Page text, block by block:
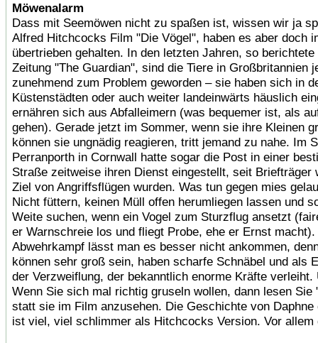
Möwenalarm
Dass mit Seemöwen nicht zu spaßen ist, wissen wir ja
Alfred Hitchcocks Film "Die Vögel", haben es aber doch
übertrieben gehalten. In den letzten Jahren, so
Zeitung "The Guardian", sind die Tiere in Großbritannien
zunehmend zum Problem geworden – sie haben sich in
Küstenstädten oder auch weiter landeinwärts häuslich
ernähren sich aus Abfalleimern (was bequemer ist, als
gehen). Gerade jetzt im Sommer, wenn sie ihre Kleinen
können sie ungnädig reagieren, tritt jemand zu nahe. Im
Perranporth in Cornwall hatte sogar die Post in einer
Straße zeitweise ihren Dienst eingestellt, seit Briefträger
Ziel von Angriffsflügen wurden. Was tun gegen mies
Nicht füttern, keinen Müll offen herumliegen lassen und
Weite suchen, wenn ein Vogel zum Sturzflug ansetzt
er Warnschreie los und fliegt Probe, ehe er Ernst macht).
Abwehrkampf lässt man es besser nicht ankommen,
können sehr groß sein, haben scharfe Schnäbel und als
der Verzweiflung, der bekanntlich enorme Kräfte verleiht.
Wenn Sie sich mal richtig gruseln wollen, dann lesen Sie
statt sie im Film anzusehen. Die Geschichte von Daphne
ist viel, viel schlimmer als Hitchcocks Version. Vor allem